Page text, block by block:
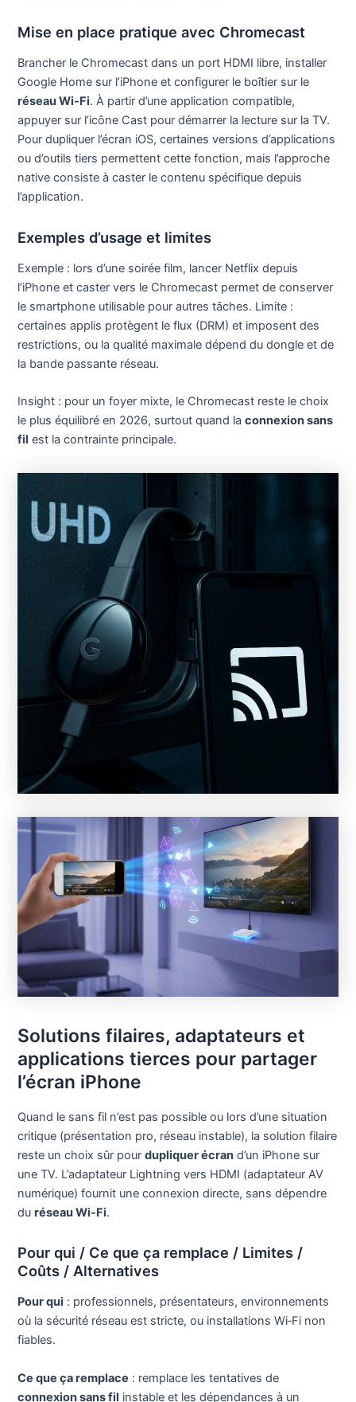
Mise en place pratique avec Chromecast
Brancher le Chromecast dans un port HDMI libre, installer
Google Home sur l’iPhone et configurer le boîtier sur le
réseau Wi‑Fi. À partir d’une application compatible,
appuyer sur l’icône Cast pour démarrer la lecture sur la TV.
Pour dupliquer l’écran iOS, certaines versions d’applications
ou d’outils tiers permettent cette fonction, mais l’approche
native consiste à caster le contenu spécifique depuis
l’application.
Exemples d’usage et limites
Exemple : lors d’une soirée film, lancer Netflix depuis
l’iPhone et caster vers le Chromecast permet de conserver
le smartphone utilisable pour autres tâches. Limite :
certaines applis protègent le flux (DRM) et imposent des
restrictions, ou la qualité maximale dépend du dongle et de
la bande passante réseau.
Insight : pour un foyer mixte, le Chromecast reste le choix
le plus équilibré en 2026, surtout quand laconnexion sans
fil est la contrainte principale.
Solutions filaires, adaptateurs et
applications tierces pour partager
l’écran iPhone
Quand le sans fil n’est pas possible ou lors d’une situation
critique (présentation pro, réseau instable), la solution filaire
reste un choix sûr pourdupliquer écran d’un iPhone sur
une TV. L’adaptateur Lightning vers HDMI (adaptateur AV
numérique) fournit une connexion directe, sans dépendre
duréseau Wi‑Fi.
Pour qui / Ce que ça remplace / Limites /
Coûts / Alternatives
Pour qui : professionnels, présentateurs, environnements
où la sécurité réseau est stricte, ou installations Wi‑Fi non
fiables.
Ce que ça remplace : remplace les tentatives de
connexion sans fil instable et les dépendances à un